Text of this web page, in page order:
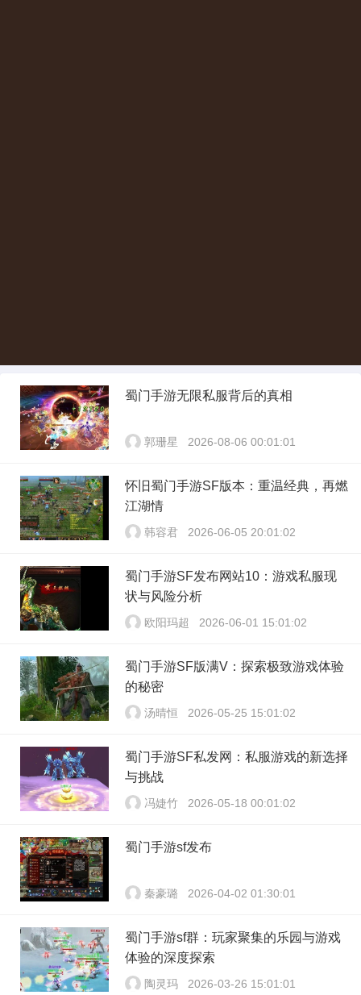
蜀门手游无限私服背后的真相
郭珊星 2026-08-06 00:01:01
怀旧蜀门手游SF版本：重温经典，再燃
江湖情
韩容君 2026-06-05 20:01:02
蜀门手游SF发布网站10：游戏私服现
状与风险分析
欧阳玛超 2026-06-01 15:01:02
蜀门手游SF版满V：探索极致游戏体验
的秘密
汤晴恒 2026-05-25 15:01:02
蜀门手游SF私发网：私服游戏的新选择
与挑战
冯婕竹 2026-05-18 00:01:02
蜀门手游sf发布
秦豪璐 2026-04-02 01:30:01
蜀门手游sf群：玩家聚集的乐园与游戏
体验的深度探索
陶灵玛 2026-03-26 15:01:01